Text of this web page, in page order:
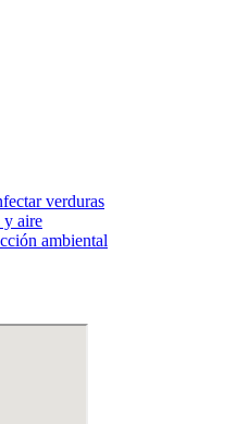
verduras
y aire
ambiental